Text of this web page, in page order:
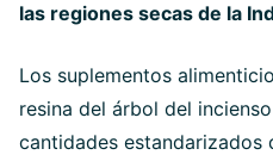
las regiones secas de la
Los suplementos
resina del árbol del
cantidades estandarizados